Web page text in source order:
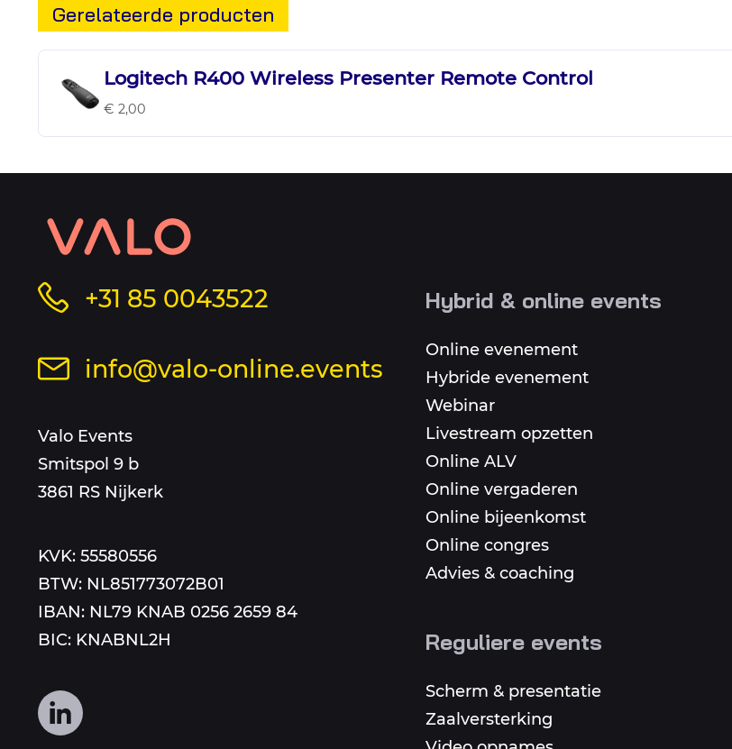
Gerelateerde producten
Logitech R400 Wireless Presenter Remote Control
€ 2,00
Contact
informatie
sitemap
+31 85 0043522
dit
Stuur
mail
aan
info@valo-online.events
Valo Events
Smitspol 9 b
3861 RS Nijkerk
KVK: 55580556
BTW: NL851773072B01
IBAN: NL79 KNAB 0256 2659 84
BIC: KNABNL2H
Volg
ons
Hybrid & online events
Online evenement
Hybride evenement
Webinar
Livestream opzetten
Online ALV
Online vergaderen
Online bijeenkomst
Online congres
Advies & coaching
Reguliere events
Scherm & presentatie
Zaalversterking